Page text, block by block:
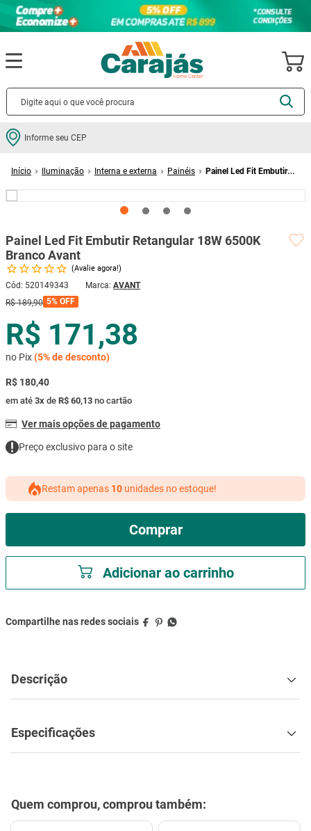
Informe seu CEP
Iluminação Interna e externa Painéis
Painel Led Fit Embutir
Painel Led Fit Embutir Retangular 18W 6500K
Branco Avant
Avalie agora!
Cód: 520149343
AVANT
R$ 189,90 5% OFF
R$ 171,38
no Pix(5%de desconto)
R$ 180,40
em até 3x de R$ 60,13 no cartão
Ver mais opções de pagamento
Preço exclusivo para o site
Restam apenas 10 unidades no estoque!
Comprar
Adicionar ao carrinho
Descrição
Especificações
Quem comprou, comprou também:
Termos mais buscados
2º porcelanato
º porta
6º vaso sanitário
7 º tinta
8º cadeira
9 º mesa
º ar condicionado